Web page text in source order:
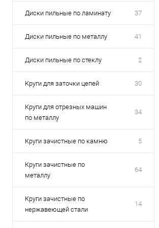
Диски пильные по ламинату 37
Диски пильные по металлу 41
Диски пильные по стеклу 2
Круги для заточки цепей 30
Круги для отрезных машин
по металлу
34
Круги зачистные по камню 5
Круги зачистные по
металлу
64
Круги зачистные по
нержавеющей стали
14